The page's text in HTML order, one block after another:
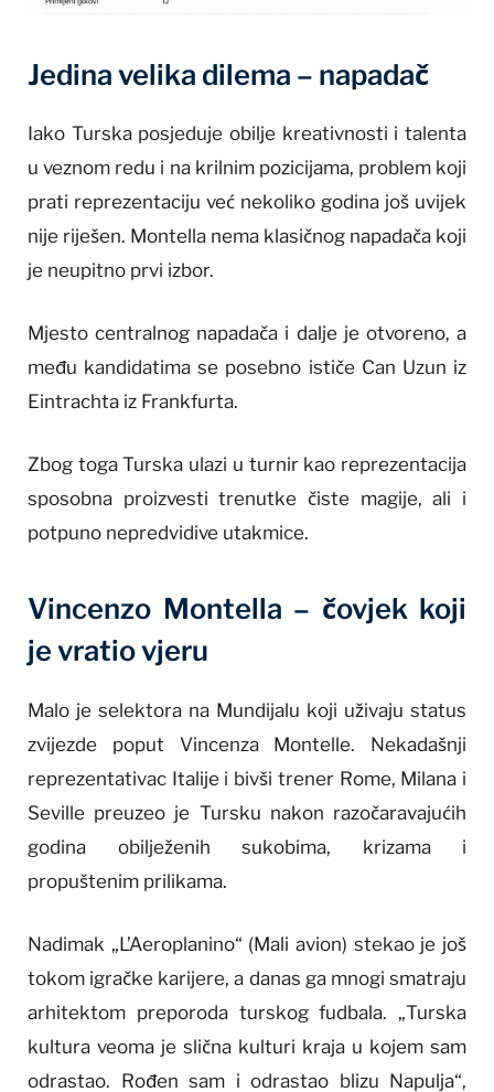
Jedina velika dilema – napadač
Iako Turska posjeduje obilje kreativnosti i talenta
u veznom redu i na krilnim pozicijama, problem koji
prati reprezentaciju već nekoliko godina još uvijek
nije riješen. Montella nema klasičnog napadača koji
je neupitno prvi izbor.
Mjesto centralnog napadača i dalje je otvoreno, a
među kandidatima se posebno ističe Can Uzun iz
Eintrachta iz Frankfurta.
Zbog toga Turska ulazi u turnir kao reprezentacija
sposobna proizvesti trenutke čiste magije, ali i
potpuno nepredvidive utakmice.
Vincenzo Montella – čovjek koji
je vratio vjeru
Malo je selektora na Mundijalu koji uživaju status
zvijezde poput Vincenza Montelle. Nekadašnji
reprezentativac Italije i bivši trener Rome, Milana i
Seville preuzeo je Tursku nakon razočaravajućih
godina obilježenih sukobima, krizama i
propuštenim prilikama.
Nadimak „L’Aeroplanino“ (Mali avion) stekao je još
tokom igračke karijere, a danas ga mnogi smatraju
arhitektom preporoda turskog fudbala. „Turska
kultura veoma je slična kulturi kraja u kojem sam
odrastao. Rođen sam i odrastao blizu Napulja“,